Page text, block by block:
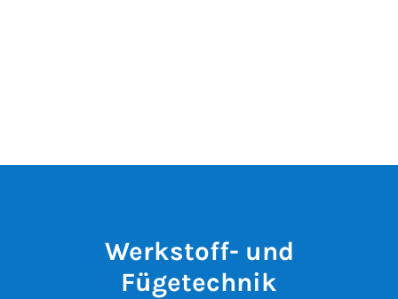
Werkstoff- und
Fügetechnik